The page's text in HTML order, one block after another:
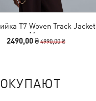
T7 Woven Track Jacket
Men
2490,00 ₴4990,00 ₴